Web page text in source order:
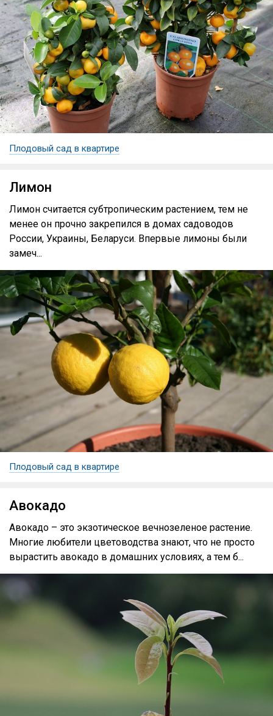
Плодовый сад в квартире
Лимон
Лимон считается субтропическим растением, тем не
менее он прочно закрепился в домах садоводов
России, Украины, Беларуси. Впервые лимоны были
замеч...
Плодовый сад в квартире
Авокадо
Авокадо – это экзотическое вечнозеленое растение.
Многие любители цветоводства знают, что не просто
вырастить авокадо в домашних условиях, а тем б...